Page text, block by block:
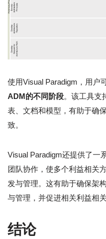
使用Visual Paradigm，用户
ADM的不同阶段。该工具支
表、文档和模型，有助于确
致。
Visual Paradigm还提供了一
团队协作，使多个利益相关
发与管理。这有助于确保架
与管理，并促进相关利益相
结论